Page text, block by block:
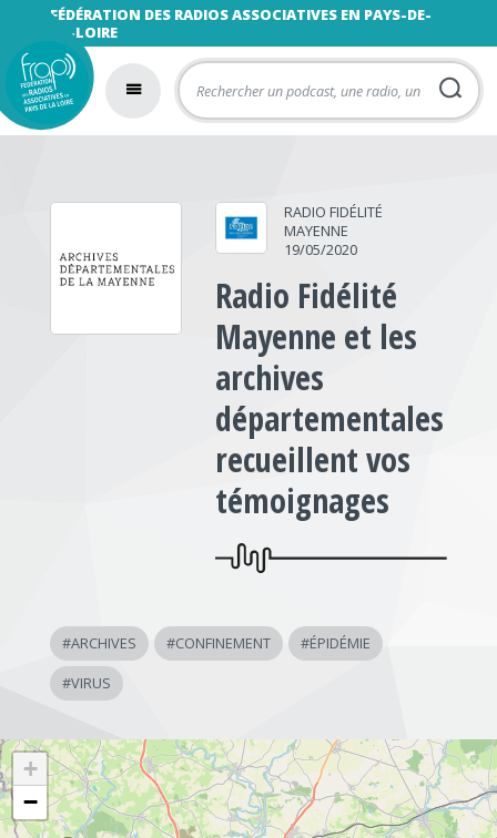
FÉDÉRATION DES RADIOS ASSOCIATIVES EN PAYS-DE-
LA-LOIRE
RADIO FIDÉLITÉ
MAYENNE
19/05/2020
Radio Fidélité
Mayenne et les
archives
départementales
recueillent vos
témoignages
#ARCHIVES #CONFINEMENT #ÉPIDÉMIE
#VIRUS
+
−